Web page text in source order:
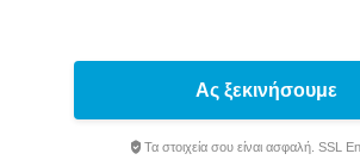
Ας ξεκινήσουμε
Τα στοιχεία σου είναι ασφαλή. SSL